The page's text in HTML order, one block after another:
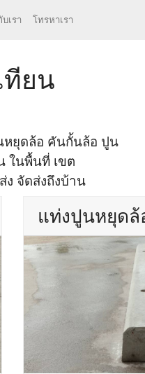
เรา โทรหาเรา
ทียน
หยุดล้อ คันกั้นล้อ ปูน
ในพื้นที่ เขต
จัดส่งถึงบ้าน
แท่งปูนหยุดล้